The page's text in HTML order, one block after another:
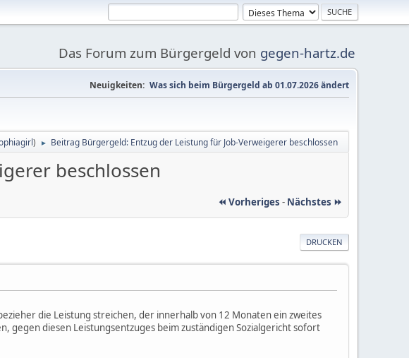
Das Forum zum Bürgergeld von gegen-hartz.de
Neuigkeiten: Was sich beim Bürgergeld ab 01.07.2026 ändert
) ► Beitrag Bürgergeld: Entzug der Leistung für Job-Verweigerer beschlossen
beschlossen
⏪ Vorheriges - Nächstes ⏩
DRUCKEN
die Leistung streichen, der innerhalb von 12 Monaten ein zweites
gegen diesen Leistungsentzuges beim zuständigen Sozialgericht sofort